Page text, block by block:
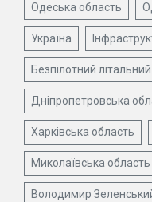
Одеська область
Україна
Безпілотний
Дніпропетровська
Харківська область
Миколаївська область
Володимир